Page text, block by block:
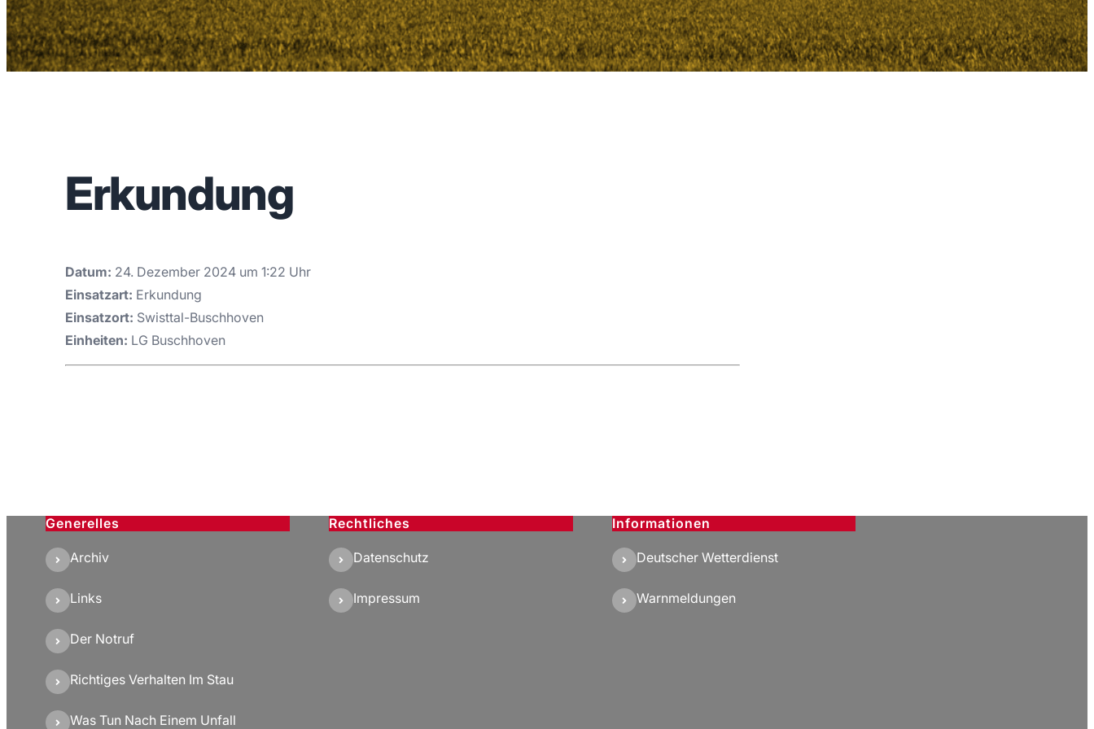
Erkundung
Datum: 24. Dezember 2024 um 1:22 Uhr
Einsatzart: Erkundung
Einsatzort: Swisttal-Buschhoven
Einheiten: LG Buschhoven
Generelles
Archiv
Links
Der Notruf
Richtiges Verhalten Im Stau
Was Tun Nach Einem Unfall
Rechtliches
Datenschutz
Impressum
Informationen
Deutscher Wetterdienst
Warnmeldungen